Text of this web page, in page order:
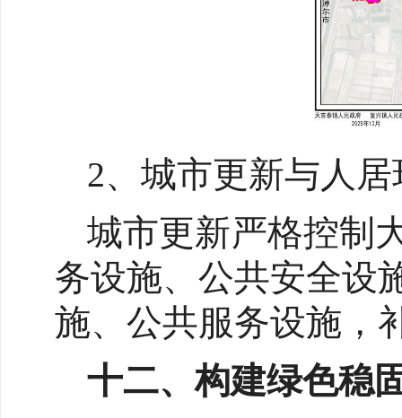
2、城市更新与人
城市更新严格控制
务设施、公共安全设
施、公共服务设施，
十二、构建绿色稳